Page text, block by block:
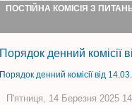
ПОСТІЙНА КОМІСІЯ З
Порядок денний комісії
Порядок денний комісії від
П'ятниця, 14 Березня 2025